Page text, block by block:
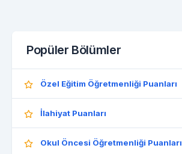
Popüler Bölümler
Özel Eğitim Öğretmenliği Puanları
İlahiyat Puanları
Okul Öncesi Öğretmenliği Puanları